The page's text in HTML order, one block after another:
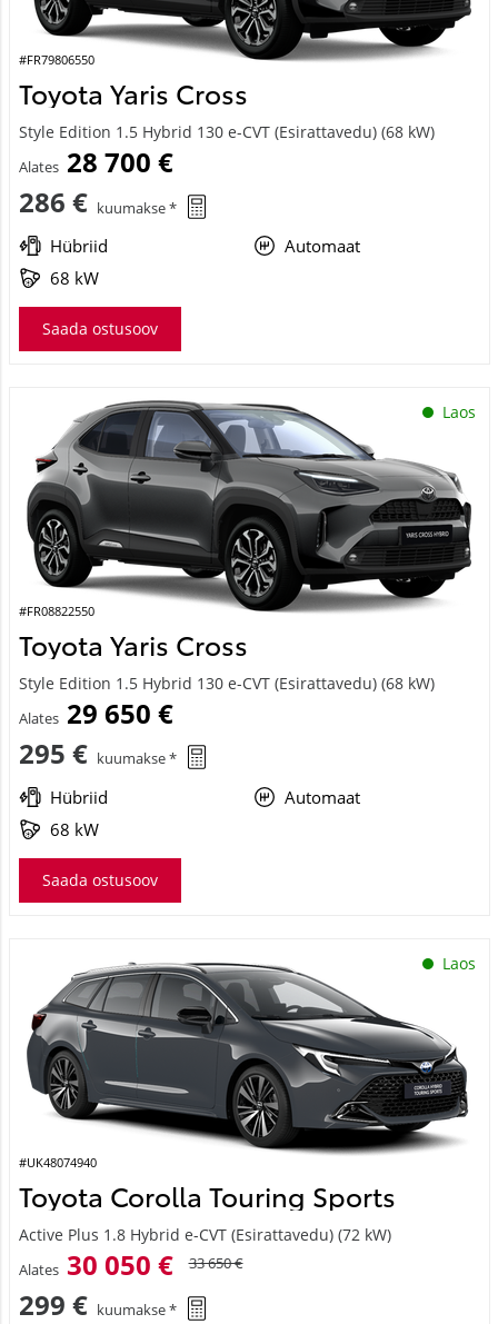
#FR79806550
Toyota Yaris Cross
Style Edition 1.5 Hybrid 130 e-CVT (Esirattavedu) (68 kW)
Alates 28 700 €
286 € kuumakse *
Hübriid
Automaat
68 kW
Saada ostusoov
Laos
#FR08822550
Toyota Yaris Cross
Style Edition 1.5 Hybrid 130 e-CVT (Esirattavedu) (68 kW)
Alates 29 650 €
295 € kuumakse *
Hübriid
Automaat
68 kW
Saada ostusoov
Laos
#UK48074940
Toyota Corolla Touring Sports
Active Plus 1.8 Hybrid e-CVT (Esirattavedu) (72 kW)
Alates 30 050 € 33 650 €
299 € kuumakse *